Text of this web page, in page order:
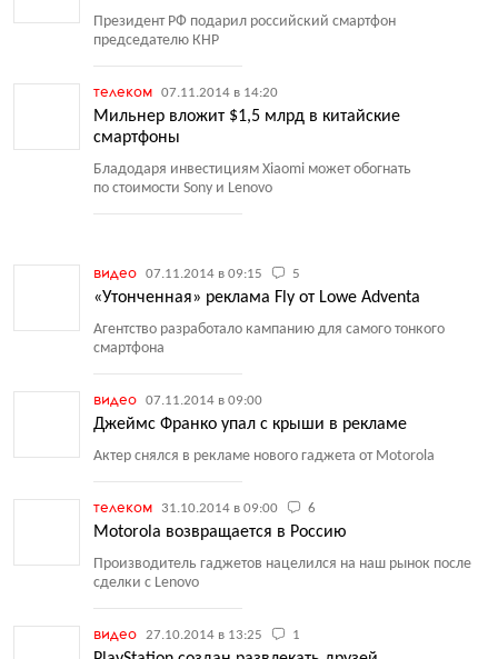
Президент РФ подарил российский смартфон
председателю КНР
телеком 07.11.2014 в 14:20
Мильнер вложит $1,5 млрд в китайские
смартфоны
Бладодаря инвестициям Xiaomi может обогнать
по стоимости Sony и Lenovo
видео 07.11.2014 в 09:15 5
«Утонченная» реклама Fly от Lowe Adventa
Агентство разработало кампанию для самого тонкого
смартфона
видео 07.11.2014 в 09:00
Джеймс Франко упал с крыши в рекламе
Актер снялся в рекламе нового гаджета от Motorola
телеком 31.10.2014 в 09:00 6
Motorola возвращается в Россию
Производитель гаджетов нацелился на наш рынок после
сделки с Lenovo
видео 27.10.2014 в 13:25 1